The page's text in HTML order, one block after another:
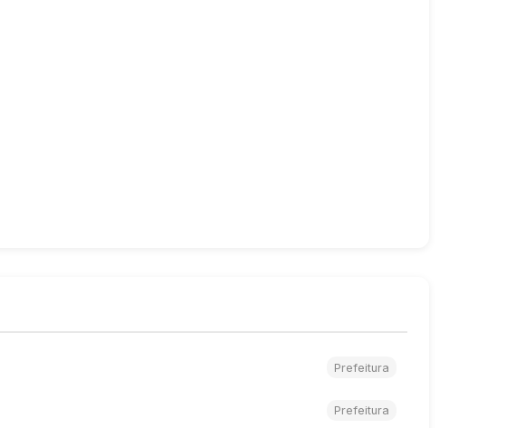
Prefeitura
Prefeitura